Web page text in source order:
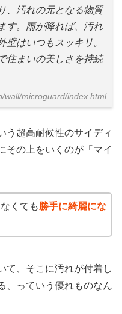
、汚れの元となる物質
す。雨が降れば、汚れ
壁はいつもスッキリ。
住まいの美しさを持続
wall/microguard/index.html
う超高耐候性のサイディ
その上をいくのが「マイ
くても勝手に綺麗にな
て、そこに汚れが付着し
、っていう優れものなん